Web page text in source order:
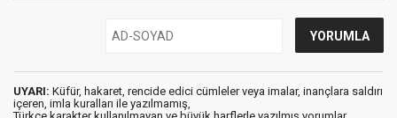
UYARI: Küfür, hakaret, rencide edici cümleler veya imalar, inançlara saldırı
içeren, imla kuralları ile yazılmamış,